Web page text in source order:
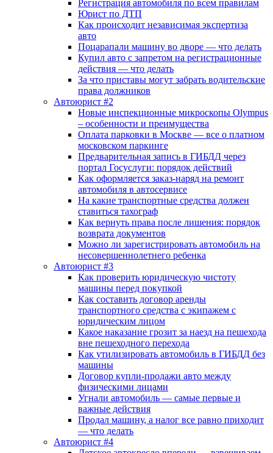
Регистрация автомобиля по всем правилам
Юрист по ДТП
Как происходит независимая экспертиза
авто
Поцарапали машину во дворе — что делать
Купил авто с запретом на регистрационные
действия — что делать
За что приставы могут забрать водительские
права должников
Автоюрист #2
Новые инспекционные микроскопы Olympus
– особенности и преимущества
Оплата парковки в Москве — все о платном
московском паркинге
Предварительная запись в ГИБДД через
портал Госуслуги: порядок действий
Как оформляется заказ-наряд на ремонт
автомобиля в автосервисе
На какие транспортные средства должен
ставиться тахограф
Как вернуть права после лишения: порядок
возврата документов
Можно ли зарегистрировать автомобиль на
несовершеннолетнего ребенка
Автоюрист #3
Как проверить юридическую чистоту
машины перед покупкой
Как составить договор аренды
транспортного средства с экипажем с
юридическим лицом
Какое наказание грозит за наезд на пешехода
вне пешеходного перехода
Как утилизировать автомобиль в ГИБДД без
машины
Договор купли-продажи авто между
физическими лицами
Угнали автомобиль — самые первые и
важные действия
Продал машину, а налог все равно приходит
— что делать
Автоюрист #4